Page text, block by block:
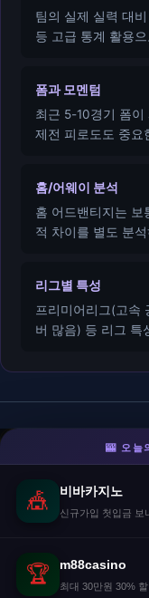
팀의 실제 실력 대
등 고급 통계 활용
폼과 모멘텀
최근 5-10경기 폼
제전 피로도도 중요
홈/어웨이 분석
홈 어드밴티지는
적 차이를 별도 분
리그별 특성
프리미어리그(고속
버 많음) 등 리그 특
🎁 첫충전 50%
Strategy Tip 76 | 카지
🎰 오늘
🎪 비바카지노
신규가입 첫입금 보
🏆 m88casino
최대 30만원 30% 할